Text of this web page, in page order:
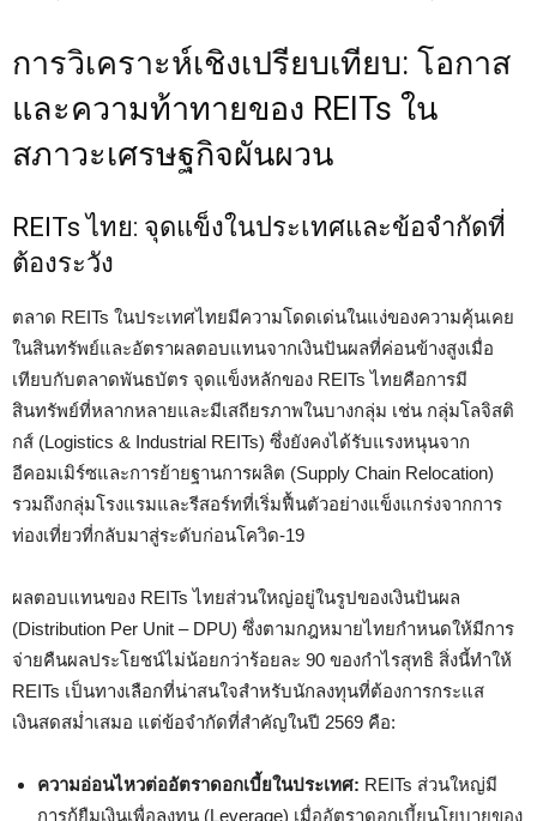
การวิเคราะห์เชิงเปรียบเทียบ: โอกาส
และความท้าทายของ REITs ใน
สภาวะเศรษฐกิจผันผวน
REITs ไทย: จุดแข็งในประเทศและข้อจำกัดที่
ต้องระวัง
ตลาด REITs ในประเทศไทยมีความโดดเด่นในแง่ของความคุ้นเคย
ในสินทรัพย์และอัตราผลตอบแทนจากเงินปันผลที่ค่อนข้างสูงเมื่อ
เทียบกับตลาดพันธบัตร จุดแข็งหลักของ REITs ไทยคือการมี
สินทรัพย์ที่หลากหลายและมีเสถียรภาพในบางกลุ่ม เช่น กลุ่มโลจิสติ
กส์ (Logistics & Industrial REITs) ซึ่งยังคงได้รับแรงหนุนจาก
อีคอมเมิร์ซและการย้ายฐานการผลิต (Supply Chain Relocation)
รวมถึงกลุ่มโรงแรมและรีสอร์ทที่เริ่มฟื้นตัวอย่างแข็งแกร่งจากการ
ท่องเที่ยวที่กลับมาสู่ระดับก่อนโควิด-19
ผลตอบแทนของ REITs ไทยส่วนใหญ่อยู่ในรูปของเงินปันผล
(Distribution Per Unit – DPU) ซึ่งตามกฎหมายไทยกำหนดให้มีการ
จ่ายคืนผลประโยชน์ไม่น้อยกว่าร้อยละ 90 ของกำไรสุทธิ สิ่งนี้ทำให้
REITs เป็นทางเลือกที่น่าสนใจสำหรับนักลงทุนที่ต้องการกระแส
เงินสดสม่ำเสมอ แต่ข้อจำกัดที่สำคัญในปี 2569 คือ:
ความอ่อนไหวต่ออัตราดอกเบี้ยในประเทศ: REITs ส่วนใหญ่มี
การกู้ยืมเงินเพื่อลงทุน (Leverage) เมื่ออัตราดอกเบี้ยนโยบายของ